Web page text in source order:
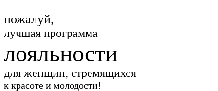
пожалуй,
лучшая программа
лояльности
для женщин, стремящихся
к красоте и молодости!